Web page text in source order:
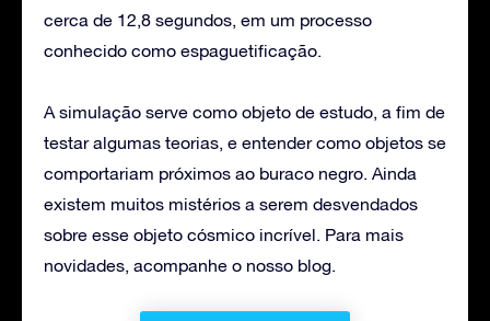
cerca de 12,8 segundos, em um processo
conhecido como espaguetificação.
A simulação serve como objeto de estudo, a fim de
testar algumas teorias, e entender como objetos se
comportariam próximos ao buraco negro. Ainda
existem muitos mistérios a serem desvendados
sobre esse objeto cósmico incrível. Para mais
novidades, acompanhe o nosso blog.